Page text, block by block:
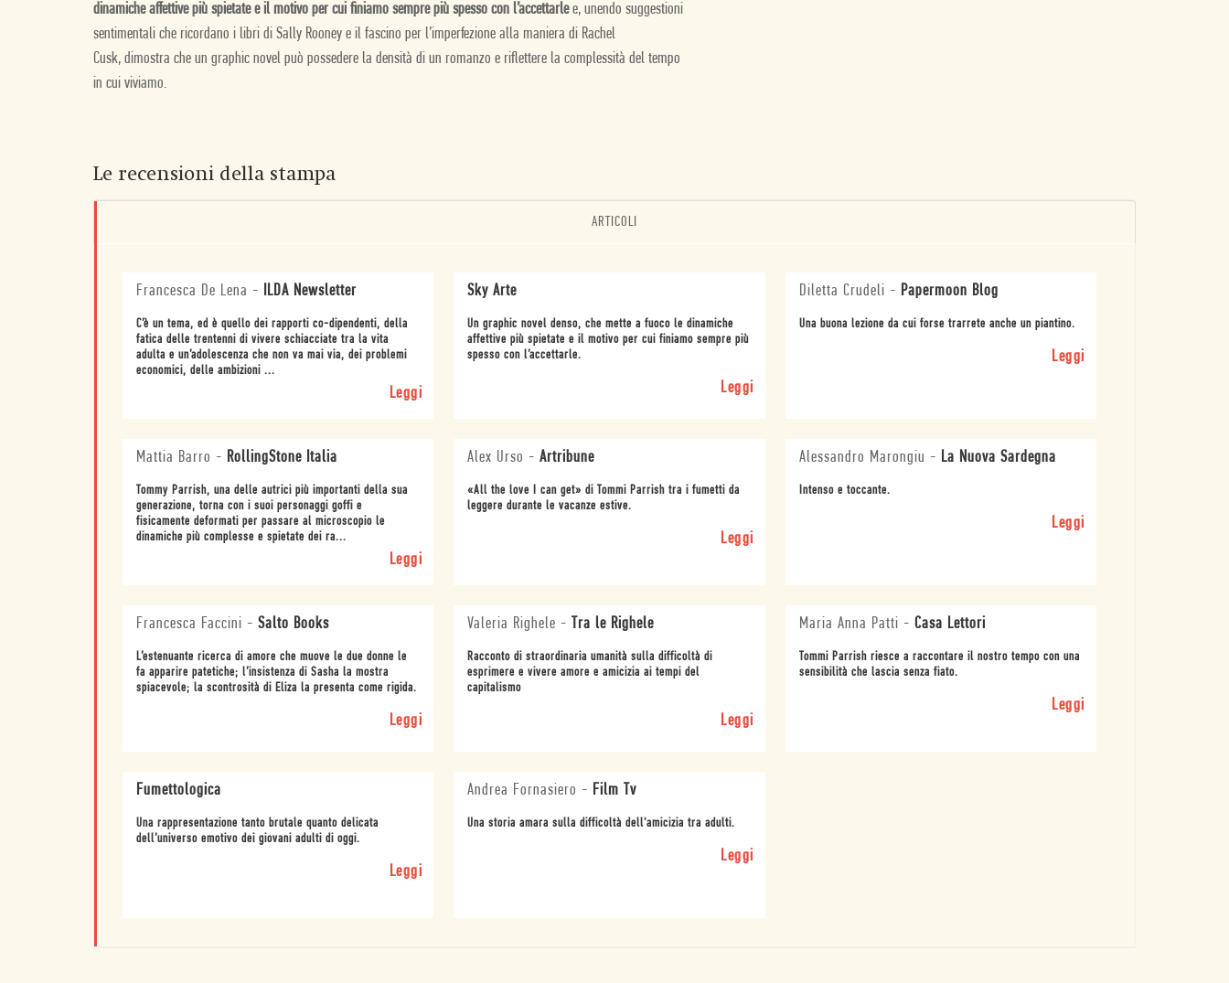
dinamiche affettive più spietate e il motivo per cui finiamo sempre più spesso con l’accettarlee, unendo suggestioni
sentimentali che ricordano i libri di Sally Rooney e il fascino per l’imperfezione alla maniera di Rachel
Cusk, dimostra che un graphic novel può possedere la densità di un romanzo e riflettere la complessità del tempo
in cui viviamo.
Le recensioni della stampa
ARTICOLI
Francesca De Lena - ILDA Newsletter
C’è un tema, ed è quello dei rapporti co-dipendenti, della
fatica delle trentenni di vivere schiacciate tra la vita
adulta e un’adolescenza che non va mai via, dei problemi
economici, delle ambizioni ...
Leggi
Sky Arte
Un graphic novel denso, che mette a fuoco le dinamiche
affettive più spietate e il motivo per cui finiamo sempre più
spesso con l’accettarle.
Leggi
Diletta Crudeli - Papermoon Blog
Una buona lezione da cui forse trarrete anche un piantino.
Leggi
Mattia Barro - RollingStone Italia
Tommy Parrish, una delle autrici più importanti della sua
generazione, torna con i suoi personaggi goffi e
fisicamente deformati per passare al microscopio le
dinamiche più complesse e spietate dei ra...
Leggi
Alex Urso -Artribune
«All the love I can get» di Tommi Parrish tra i fumetti da
leggere durante le vacanze estive.
Leggi
Alessandro Marongiu - La Nuova Sardegna
Intenso e toccante.
Leggi
Francesca Faccini - Salto Books
L’estenuante ricerca di amore che muove le due donne le
fa apparire patetiche; l’insistenza di Sasha la mostra
spiacevole; la scontrosità di Eliza la presenta come rigida.
Leggi
Valeria Righele - Tra le Righele
Racconto di straordinaria umanità sulla difficoltà di
esprimere e vivere amore e amicizia ai tempi del
capitalismo
Leggi
Maria Anna Patti - Casa Lettori
Tommi Parrish riesce a raccontare il nostro tempo con una
sensibilità che lascia senza fiato.
Leggi
Fumettologica
Una rappresentazione tanto brutale quanto delicata
dell’universo emotivo dei giovani adulti di oggi.
Leggi
Andrea Fornasiero - Film Tv
Una storia amara sulla difficoltà dell'amicizia tra adulti.
Leggi